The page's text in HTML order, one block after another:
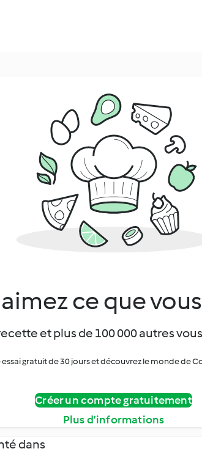
ce que
et plus de 100 000 autres
gratuit de 30 jours et découvrez le monde de
Créer un compte gratuitement
Plus d’informations
dans